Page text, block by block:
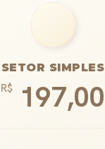
SETOR SIMPLES
R$ 197,00